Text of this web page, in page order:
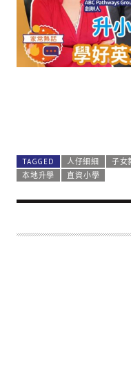
TAGGED 人仔細細 子女
本地升學
直資小學